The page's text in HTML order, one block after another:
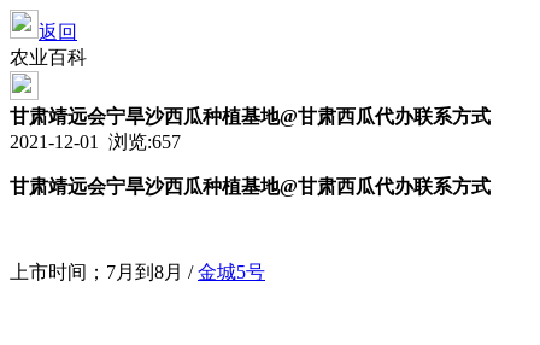
返回
农业百科
甘肃靖远会宁旱沙西瓜种植基地@甘肃西瓜代办联系方式
2021-12-01 浏览:657
甘肃靖远会宁旱沙西瓜种植基地@甘肃西瓜代办联系方式
上市时间；7月到8月 /金城5号